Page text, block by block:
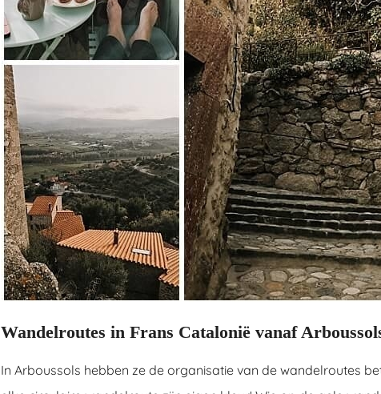
Wandelroutes in Frans Catalonië vanaf
In Arboussols hebben ze de organisatie van de wandelroutes